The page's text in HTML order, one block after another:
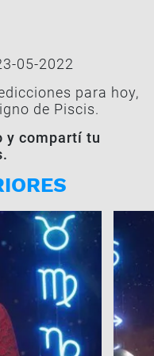
05-2022
para hoy,
de Piscis.
y compartí tu